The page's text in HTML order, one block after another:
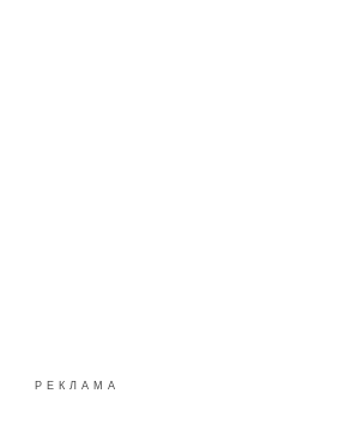
РЕКЛАМА